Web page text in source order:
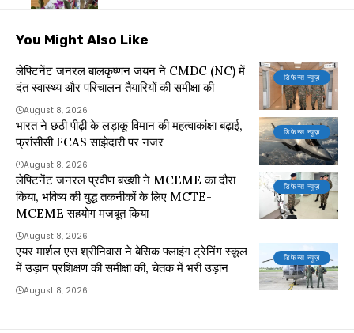
You Might Also Like
डिफेन्स न्यूज़
लेफ्टिनेंट जनरल बालकृष्णन जयन ने CMDC (NC) में
दंत स्वास्थ्य और परिचालन तैयारियों की समीक्षा की
August 8, 2026
डिफेन्स न्यूज़
भारत ने छठी पीढ़ी के लड़ाकू विमान की महत्वाकांक्षा बढ़ाई,
फ्रांसीसी FCAS साझेदारी पर नजर
August 8, 2026
डिफेन्स न्यूज़
लेफ्टिनेंट जनरल प्रवीण बख्शी ने MCEME का दौरा
किया, भविष्य की युद्ध तकनीकों के लिए MCTE-
MCEME सहयोग मजबूत किया
August 8, 2026
डिफेन्स न्यूज़
एयर मार्शल एस श्रीनिवास ने बेसिक फ्लाइंग ट्रेनिंग स्कूल
में उड़ान प्रशिक्षण की समीक्षा की, चेतक में भरी उड़ान
August 8, 2026